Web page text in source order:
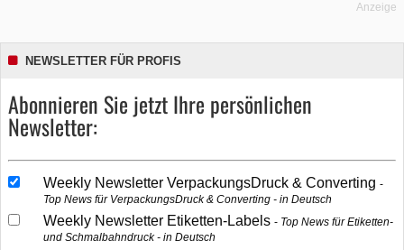
Anzeige
NEWSLETTER FÜR PROFIS
Abonnieren Sie jetzt Ihre persönlichen
Newsletter:
Weekly Newsletter VerpackungsDruck & Converting
Top News für VerpackungsDruck & Converting - in Deutsch
Weekly Newsletter Etiketten-Labels
Top News für Etiketten-
und Schmalbahndruck - in Deutsch